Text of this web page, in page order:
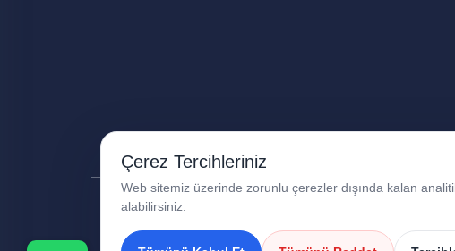
Çerez Tercihleriniz
Web sitemiz üzerinde zorunlu çerezler dışında kalan
alabilirsiniz.